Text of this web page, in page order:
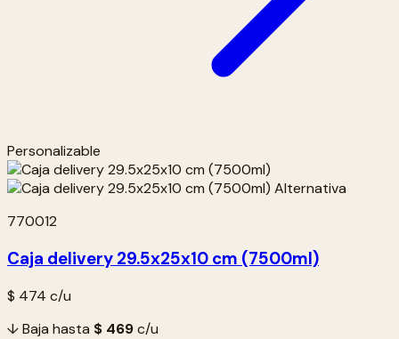
Personalizable
770012
Caja delivery 29.5x25x10 cm (7500ml)
$ 474 c/u
↓ Baja hasta $ 469c/u